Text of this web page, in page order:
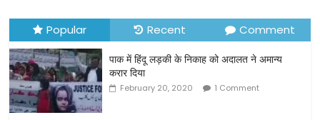
Popular Recent Comment
पाक में हिंदू लड़की के निकाह को अदालत ने अमान्य
करार दिया
February 20, 2020 1 Comment